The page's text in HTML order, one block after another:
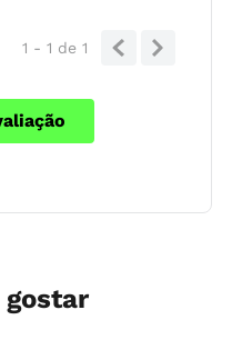
1 - 1 de 1
gostar